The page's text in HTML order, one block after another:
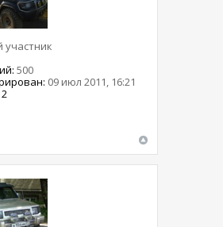
участник
500
09 июл 2011, 16:21